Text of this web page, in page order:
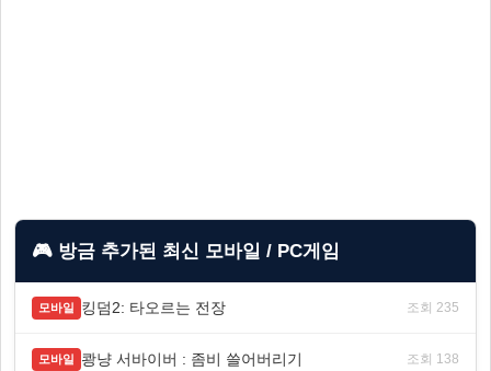
🎮 방금 추가된 최신 모바일 / PC게임
모바일 킹덤2: 타오르는 전장 조회 235
모바일 쾅냥 서바이버 : 좀비 쓸어버리기 조회 138